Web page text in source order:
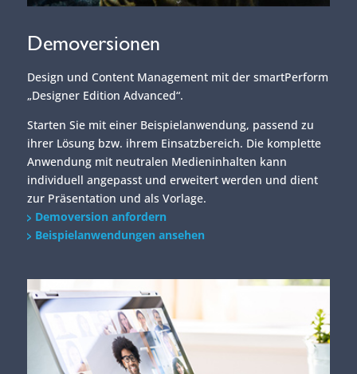
Demoversionen
Design und Content Management mit der smartPerform
„Designer Edition Advanced“.
Starten Sie mit einer Beispielanwendung, passend zu
ihrer Lösung bzw. ihrem Einsatzbereich. Die komplette
Anwendung mit neutralen Medieninhalten kann
individuell angepasst und erweitert werden und dient
zur Präsentation und als Vorlage.
Demoversion anfordern
Beispielanwendungen ansehen